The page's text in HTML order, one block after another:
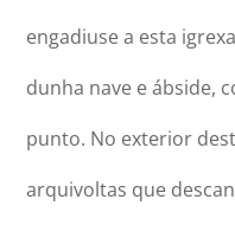
engadiuse a esta
dunha nave e ábside,
punto. No exterior
arquivoltas que